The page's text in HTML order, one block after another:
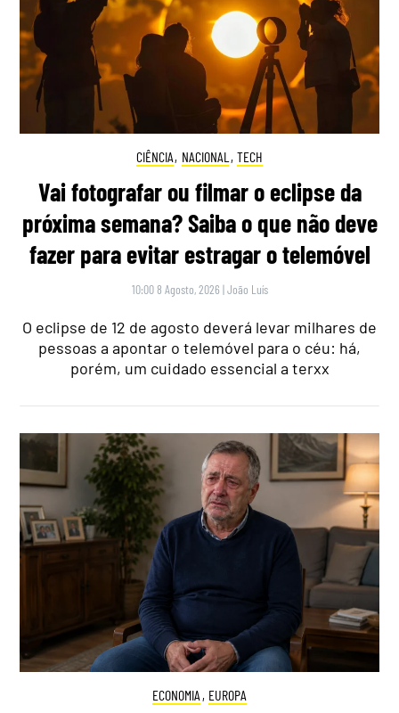
CIÊNCIA, NACIONAL , TECH
Vai fotografar ou filmar o eclipse da
próxima semana? Saiba o que não deve
fazer para evitar estragar o telemóvel
10:00 8 Agosto, 2026 |João Luís
O eclipse de 12 de agosto deverá levar milhares de
pessoas a apontar o telemóvel para o céu: há,
porém, um cuidado essencial a terxx
ECONOMIA , EUROPA